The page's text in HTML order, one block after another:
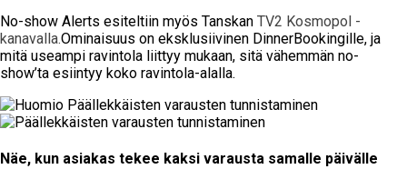
No-show Alerts esiteltiin myös Tanskan TV2 Kosmopol -
kanavalla.Ominaisuus on eksklusiivinen DinnerBookingille, ja
mitä useampi ravintola liittyy mukaan, sitä vähemmän no-
show’ta esiintyy koko ravintola-alalla.
Näe, kun asiakas tekee kaksi varausta samalle päivälle